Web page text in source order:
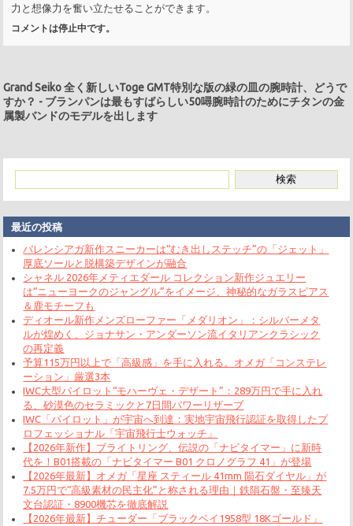
力と想像力を奮い立たせることができます。
コメントは停止中です。
Grand Seiko 全く新しいToge GMT特別な版の緑の皿の腕時計、どうで
すか？ - ブランパンは最もすばらしい50噚腕時計のためにチタンの金
属製バンドのモデルを出します
最近の投稿
バレンシアガ新作スニーカーは“むき出しステッチ”の「ジェット」
厚底ソールと脱構築デザインが融合
シャネル 2026年メティエダール コレクション新作ジュエリー
は“ニューヨークのジャングル”をイメージ、神秘的なガラスピアス
＆鹿モチーフも
ディオール新作メンズローファー「メダリオン」：シルバーメタ
ルが煌めく、ジョナサン・アンダーソン流イタリアンクラシック
の再定義
予算115万円以上で「高級感」を手に入れる。オメガ「コンステレ
ーション」厳選3本
IWC大型パイロット“モハーヴェ・デザート”：289万円で手に入れ
る、砂漠色のセラミックと7日間パワーリザーブ
IWC「パイロット」が宇宙へ到達：実地宇宙飛行認証を取得したプ
ロフェッショナル「宇宙飛行士ウォッチ」
【2026年新作】ブライトリング、伝説の「ナビタイマー」に新時
代を！B01搭載の「ナビタイマー B01 クロノグラフ 41」が登場
【2026年最新】オメガ「星座 スティール 41mm 陨石ダイヤル」が
7.5万円で“高級素材の民主化”と称される理由｜鉄隕石盤・至臻天
文台認証・8900機芯を徹底解説
【2026年最新】チューダー「ブラックベイ1958型 18Kゴールド」